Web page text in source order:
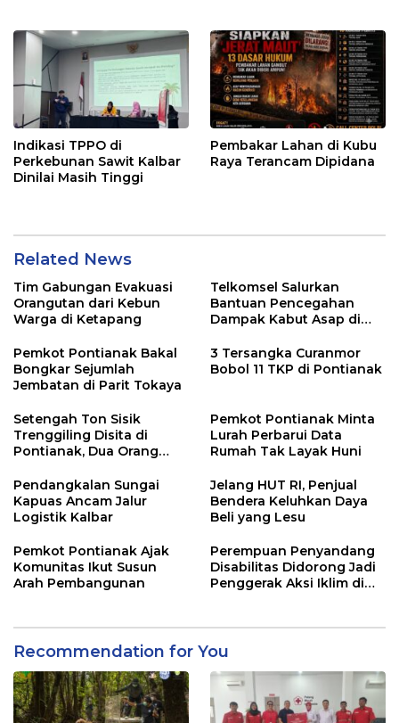
Indikasi TPPO di
Perkebunan Sawit Kalbar
Dinilai Masih Tinggi
Pembakar Lahan di Kubu
Raya Terancam Dipidana
Related News
Tim Gabungan Evakuasi
Orangutan dari Kebun
Warga di Ketapang
Telkomsel Salurkan
Bantuan Pencegahan
Dampak Kabut Asap di
Pemkot Pontianak Bakal
Bongkar Sejumlah
Jembatan di Parit Tokaya
3 Tersangka Curanmor
Bobol 11 TKP di Pontianak
Setengah Ton Sisik
Trenggiling Disita di
Pontianak, Dua Orang
Pemkot Pontianak Minta
Lurah Perbarui Data
Rumah Tak Layak Huni
Pendangkalan Sungai
Kapuas Ancam Jalur
Logistik Kalbar
Jelang HUT RI, Penjual
Bendera Keluhkan Daya
Beli yang Lesu
Pemkot Pontianak Ajak
Komunitas Ikut Susun
Arah Pembangunan
Perempuan Penyandang
Disabilitas Didorong Jadi
Penggerak Aksi Iklim di
Recommendation for You